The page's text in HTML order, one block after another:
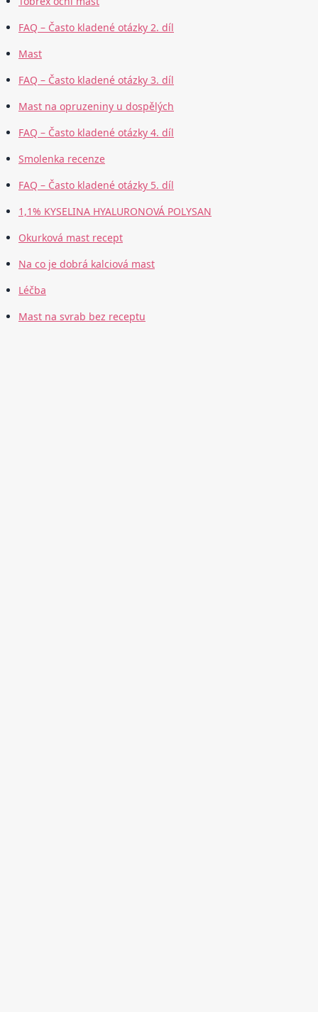
FAQ – Často kladené otázky 2. díl
Mast
FAQ – Často kladené otázky 3. díl
Mast na opruzeniny u dospělých
FAQ – Často kladené otázky 4. díl
Smolenka recenze
FAQ – Často kladené otázky 5. díl
1,1% KYSELINA HYALURONOVÁ POLYSAN
Okurková mast recept
Na co je dobrá kalciová mast
Léčba
Mast na svrab bez receptu